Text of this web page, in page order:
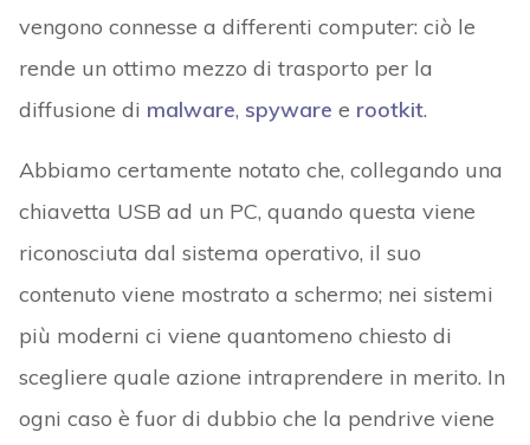
vengono connesse a differenti computer: ciò le
rende un ottimo mezzo di trasporto per la
diffusione di malware, spyware e rootkit.
Abbiamo certamente notato che, collegando una
chiavetta USB ad un PC, quando questa viene
riconosciuta dal sistema operativo, il suo
contenuto viene mostrato a schermo; nei sistemi
più moderni ci viene quantomeno chiesto di
scegliere quale azione intraprendere in merito. In
ogni caso è fuor di dubbio che la pendrive viene